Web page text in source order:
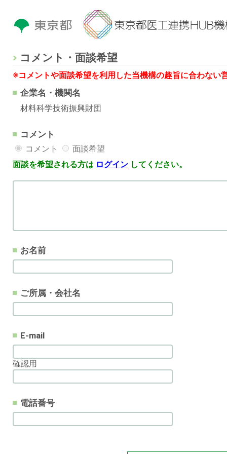
コメント・面談希望
※コメントや面談希望を利用した当機構の趣旨に合わない
企業名・機関名
材料科学技術振興財団
コメント
コメント
面談希望
面談を希望される方は ログイン してください。
お名前
ご所属・会社名
E-mail
確認用
電話番号